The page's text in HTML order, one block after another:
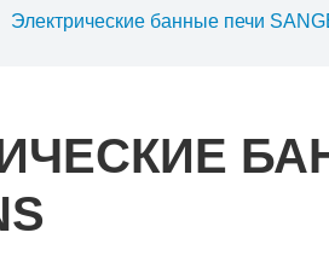
Электрические банные печи